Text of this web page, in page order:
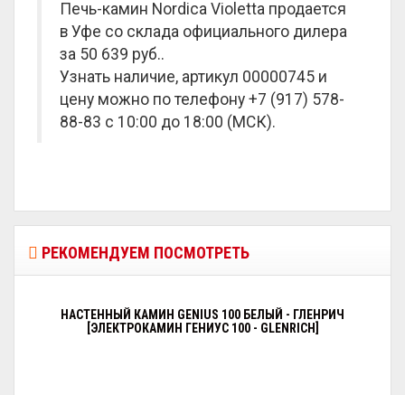
Печь-камин Nordica Violetta продается
в Уфе со склада официального дилера
за 50 639 руб..
Узнать наличие, артикул 00000745 и
цену можно по телефону +7 (917) 578-
88-83 с 10:00 до 18:00 (МСК).
РЕКОМЕНДУЕМ ПОСМОТРЕТЬ
НАСТЕННЫЙ КАМИН GENIUS 100 БЕЛЫЙ - ГЛЕНРИЧ
[ЭЛЕКТРОКАМИН ГЕНИУС 100 - GLENRICH]